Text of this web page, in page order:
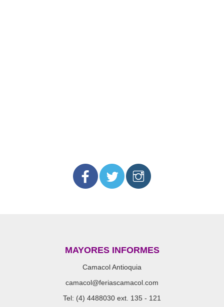
MAYORES INFORMES
Camacol Antioquia
camacol@feriascamacol.com
Tel: (4) 4488030 ext. 135 - 121